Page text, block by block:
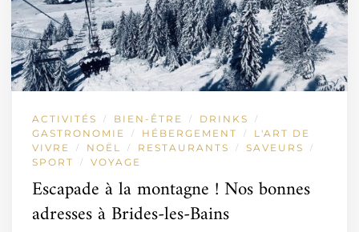
ACTIVITÉS / BIEN-ÊTRE / DRINKS /
GASTRONOMIE / HÉBERGEMENT /
L'ART DE
VIVRE
/ NOËL / RESTAURANTS / SAVEURS /
SPORT / VOYAGE
Escapade à la montagne ! Nos bonnes
adresses à Brides-les-Bains